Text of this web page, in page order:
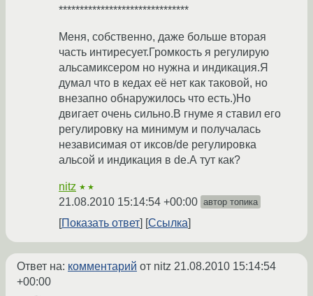
*******************************
Меня, собственно, даже больше вторая
часть интиресует.Громкость я регулирую
альсамиксером но нужна и индикация.Я
думал что в кедах её нет как таковой, но
внезапно обнаружилось что есть.)Но
двигает очень сильно.В гнуме я ставил его
регулировку на минимум и получалась
независимая от иксов/de регулировка
альсой и индикация в de.А тут как?
nitz ★★
21.08.2010 15:14:54 +00:00 автор топика
Показать ответ Ссылка
Ответ на: комментарий от nitz 21.08.2010 15:14:54
+00:00